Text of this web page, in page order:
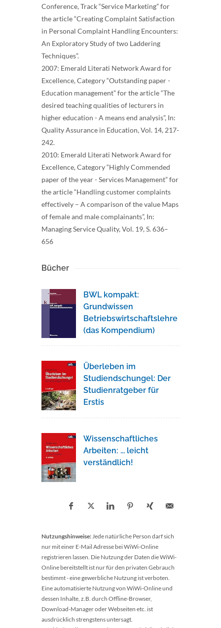
Conference, Track “Service Marketing” for
the article “Creating Complaint Satisfaction
in Personal Complaint Handling Encounters:
An Exploratory Study of two Laddering
Techniques”.
2007: Emerald Literati Network Award for
Excellence, Category “Outstanding paper -
Education management” for the article “The
desired teaching qualities of lecturers in
higher education - A means end analysis”, In:
Quality Assurance in Education, Vol. 14, 217-
242.
2010: Emerald Literati Network Award for
Excellence, Category “Highly Commended
paper of the year - Services Management” for
the article “Handling customer complaints
effectively – A comparison of the value Maps
of female and male complainants”, In:
Managing Service Quality, Vol. 19, S. 636–
656
Bücher
BWL kompakt:
Grundwissen
Betriebswirtschaftslehre
(das Kompendium)
Überleben im
Studiendschungel: Der
Studienratgeber für
Erstis
Wissenschaftliches
Arbeiten: ... leicht
verständlich!
Nutzungshinweise:Jede natürliche Person darf sich
nur mit einer E-Mail Adresse bei WiWi-Online
registrieren lassen. Die Nutzung der Daten die WiWi-
Online bereitstellt ist nur für den privaten Gebrauch
bestimmt - eine gewerbliche Nutzung ist verboten.
Eine automatisierte Nutzung von WiWi-Online und
dessen Inhalte, z.B. durch Offline-Browser,
Download-Manager oder Webseiten etc. ist
ausdrücklich strengstens untersagt.